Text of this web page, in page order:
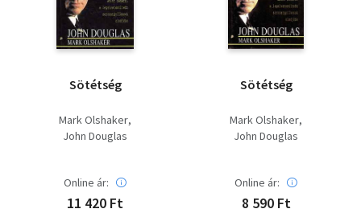
Szótár, nyelvkönyv
Tankönyv, segédkönyv
Társadalomtudomány
Természettudomány
Sötétség
Mark Olshaker
John Douglas
Online ár:
11 420 Ft
Sötétség
Mark Olshaker
John Douglas
Online ár:
8 590 Ft